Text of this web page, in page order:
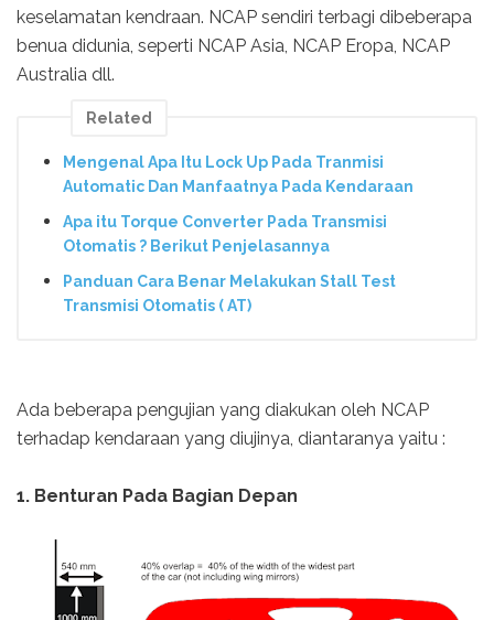
keselamatan kendraan. NCAP sendiri terbagi dibeberapa
benua didunia, seperti NCAP Asia, NCAP Eropa, NCAP
Australia dll.
Related
Mengenal Apa Itu Lock Up Pada Tranmisi
Automatic Dan Manfaatnya Pada Kendaraan
Apa itu Torque Converter Pada Transmisi
Otomatis ? Berikut Penjelasannya
Panduan Cara Benar Melakukan Stall Test
Transmisi Otomatis ( AT)
Ada beberapa pengujian yang diakukan oleh NCAP
terhadap kendaraan yang diujinya, diantaranya yaitu :
1. Benturan Pada Bagian Depan